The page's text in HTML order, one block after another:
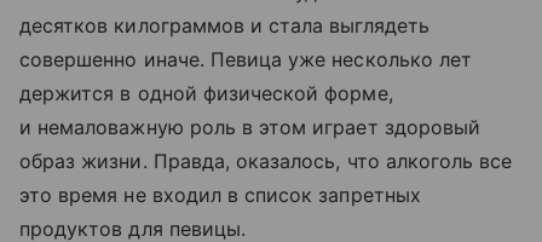
десятков килограммов и стала выглядеть
совершенно иначе. Певица уже несколько лет
держится в одной физической форме,
и немаловажную роль в этом играет здоровый
образ жизни. Правда, оказалось, что алкоголь все
это время не входил в список запретных
продуктов для певицы.